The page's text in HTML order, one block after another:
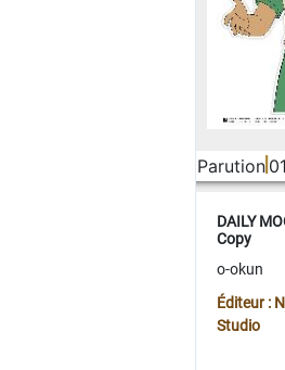
Parution
DAILY
Copy
o-okun
Éditeur :
Studio